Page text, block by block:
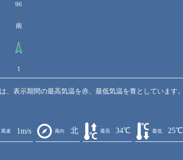
96
南
1
、表示期間の最高気温を赤、最低気温を青としています。
風速 1m/s 風向 北 最高 34℃ 最低 25℃